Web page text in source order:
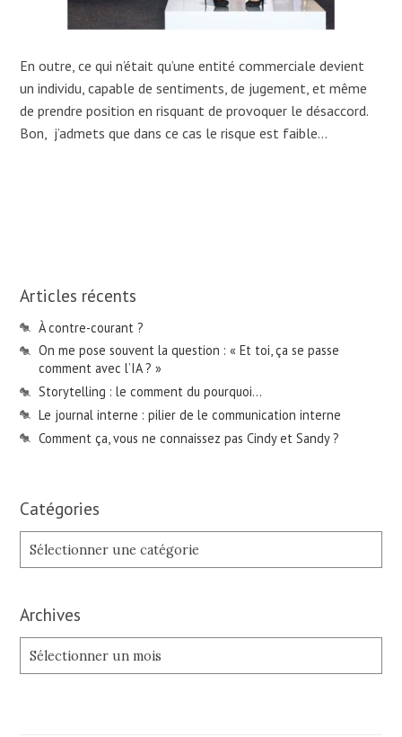
En outre, ce qui n’était qu’une entité commerciale devient
un individu, capable de sentiments, de jugement, et même
de prendre position en risquant de provoquer le désaccord.
Bon, j’admets que dans ce cas le risque est faible…
Articles récents
À contre-courant ?
On me pose souvent la question : « Et toi, ça se passe
comment avec l’IA ? »
Storytelling : le comment du pourquoi…
Le journal interne : pilier de le communication interne
Comment ça, vous ne connaissez pas Cindy et Sandy ?
Catégories
Catégories
Archives
Archives